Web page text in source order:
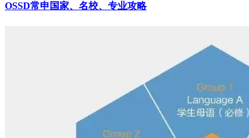
OSSD常申国家、名校、专业攻略